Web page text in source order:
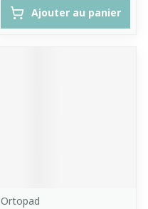
Ajouter au panier
Ortopad